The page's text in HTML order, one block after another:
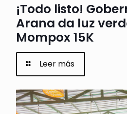
¡Todo listo!
Arana da luz
Mompox 15K
Leer más